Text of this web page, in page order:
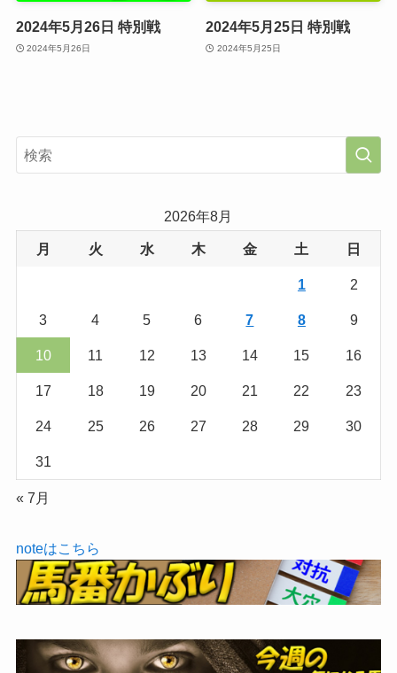
2024年5月26日 特別戦
2024年5月26日
2024年5月25日 特別戦
2024年5月25日
2026年8月
月 火 水 木 金 土 日
1 2
3 4 5 6 7 8 9
10 11 12 13 14 15 16
17 18 19 20 21 22 23
24 25 26 27 28 29 30
31
« 7月
noteはこちら